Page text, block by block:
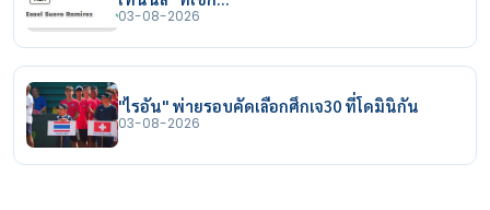
03-08-2026
"ไรอัน" พ่ายรอบคัดเลือกศึกเจ30 ที่โดมินิกัน
03-08-2026